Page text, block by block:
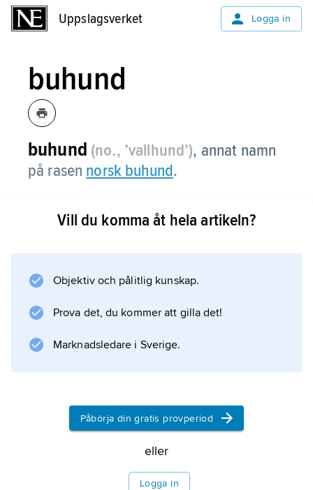
Uppslagsverket Logga in
buhund
buhund (no., ’vallhund’), annat namn
på rasen norsk buhund.
Vill du komma åt hela artikeln?
Objektiv och pålitlig kunskap.
Prova det, du kommer att gilla det!
Marknadsledare i Sverige.
Påbörja din gratis provperiod
eller
Logga in